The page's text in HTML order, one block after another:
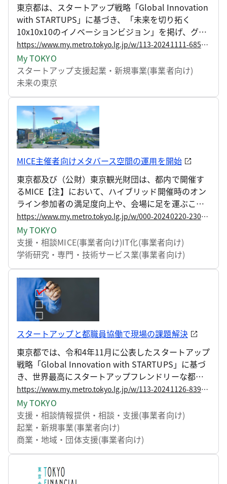
東京都は、スタートアップ戦略「Global Innovation
with STARTUPS」に基づき、「未来を切り拓く
10x10x10のイノベーションビジョン」を掲げ、グロ
ーバルに活躍するスタートアップの創出や、スター
トアップの裾野拡大、行政がイノベーションを支援
する官民協働の拡大を目指しています。 これらの取
組を金融面で推進していくため、社会課題解決に向
ートアップに対する資金面での支援拡充を目的とし
た、「官民連携インパクトグロースファンド」の創
設を進めています。これにより、グローバルに活躍
するスタートアップの創出、社会課題解決の促進及
テムの持続的な発展を目指していきます。
https://www.my.metro.tokyo.lg.jp/w/113-20241111-68569012
My TOKYO
スタートアップ支援起業・新規事業(事業者向け)
未来の東京
MICE主催者向けメタバース空間の運用を開始
東京都及び（公財）東京観光財団は、都内で開催す
るMICE【注】において、ハイブリッド開催時のオン
ライン参加者の満足度向上や、会場に足を運ぶこと
が困難な方の障壁を取り除くことなどを促進する次
世代型のMICEの確立に向け、先端テクノロジーを活
用する主催者を支援しています。
https://www.my.metro.tokyo.lg.jp/w/000-20240220-23022003
My TOKYO
支援・相談MICE(事業者向け)IT化(事業者向け)
学術研究・専門・技術サービス業(事業者向け)
スタートアップと都職員協働で現場の課題解決
東京都では、令和4年11月に公表したスタートアップ
戦略「Global Innovation with STARTUPS」に基づ
き、世界最高にスタートアップフレンドリーな都
市・東京を目指しており、とりわけ、行政がスター
トアップの製品やサービスの「ファーストカスタマ
ー」となる取組を強化しています。
https://www.my.metro.tokyo.lg.jp/w/113-20241126-83933419
My TOKYO
支援・相談情報提供・相談・支援(事業者向け)
起業・新規事業(事業者向け)
商業・地域・団体支援(事業者向け)